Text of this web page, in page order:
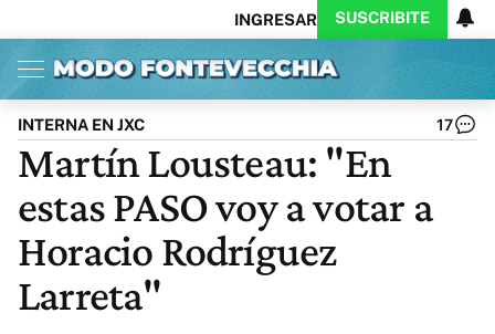
INGRESAR SUSCRIBITE
Inicio Ahora
Opinión
Política
Ciencia
Cultura
Arte
Educación
Clima
CARAS
Exitoina
Turismo
Videos
Córdoba
Reperfilar
Business
Actualidad
INTERNA EN JXC 17
Martín Lousteau: "En
estas PASO voy a votar a
Horacio Rodríguez
Larreta"